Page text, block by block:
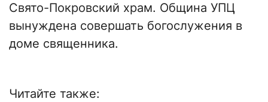
Свято-Покровский храм. Община УПЦ
вынуждена совершать богослужения в
доме священника.
Читайте также: